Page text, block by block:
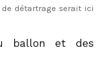
détartrage serait ici
ballon et des